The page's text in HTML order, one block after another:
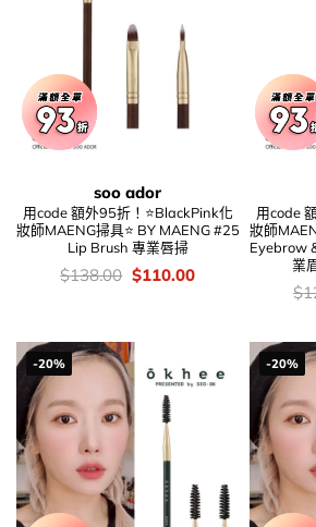
soo ador
用code 額外95折！⭐BlackPink化
妝師MAENG掃具⭐ BY MAENG #25
Lip Brush 專業唇掃
價
$138.00 Original
$110.00Current
用code
妝師
Eyebrow
業
價
$
-20% -20%